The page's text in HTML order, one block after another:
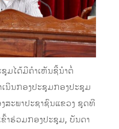
ມໄດ້ມີຄໍາເຫັນຊີ້ນຳຕໍ່
ນີນກອງປະຊຸມກອງປະຊຸມ
ສະພາປະຊາຊົນແຂວງ ຊຸດທີ
າຮ່ວມກອງປະຊຸມ, ບັນດາ